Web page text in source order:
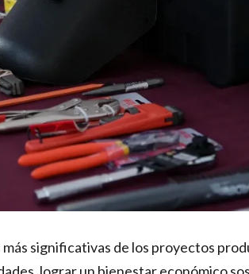
más significativas de los proyectos